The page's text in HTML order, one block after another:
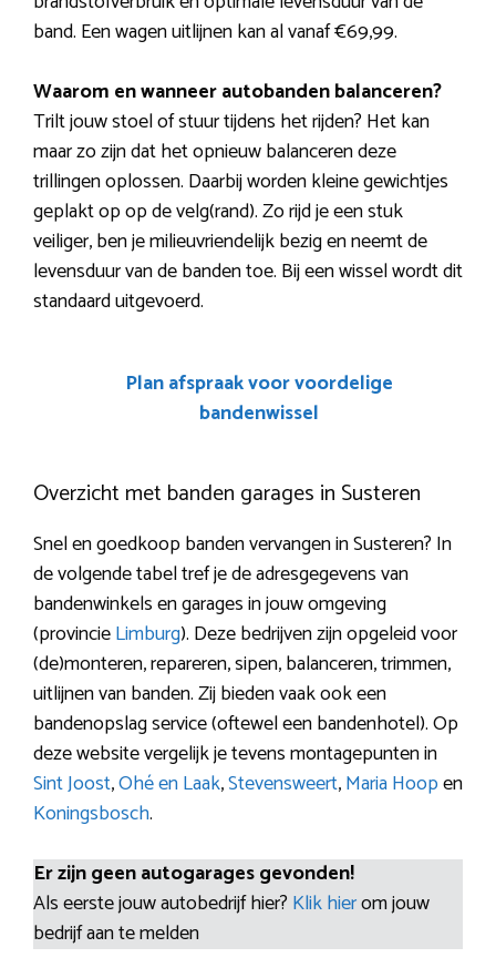
band. Een wagen uitlijnen kan al vanaf €69,99.
Waarom en wanneer autobanden balanceren?
Trilt jouw stoel of stuur tijdens het rijden? Het kan
maar zo zijn dat het opnieuw balanceren deze
trillingen oplossen. Daarbij worden kleine gewichtjes
geplakt op op de velg(rand). Zo rijd je een stuk
veiliger, ben je milieuvriendelijk bezig en neemt de
levensduur van de banden toe. Bij een wissel wordt dit
standaard uitgevoerd.
Plan afspraak voor voordelige
bandenwissel
Overzicht met banden garages in Susteren
Snel en goedkoop banden vervangen in Susteren? In
de volgende tabel tref je de adresgegevens van
bandenwinkels en garages in jouw omgeving
(provincieLimburg). Deze bedrijven zijn opgeleid voor
(de)monteren, repareren, sipen, balanceren, trimmen,
uitlijnen van banden. Zij bieden vaak ook een
bandenopslag service (oftewel een bandenhotel). Op
deze website vergelijk je tevens montagepunten in
Sint Joost,Ohé en Laak,Stevensweert,Maria Hoopen
Koningsbosch.
Er zijn geen autogarages gevonden!
Als eerste jouw autobedrijf hier? Klik hierom jouw
bedrijf aan te melden